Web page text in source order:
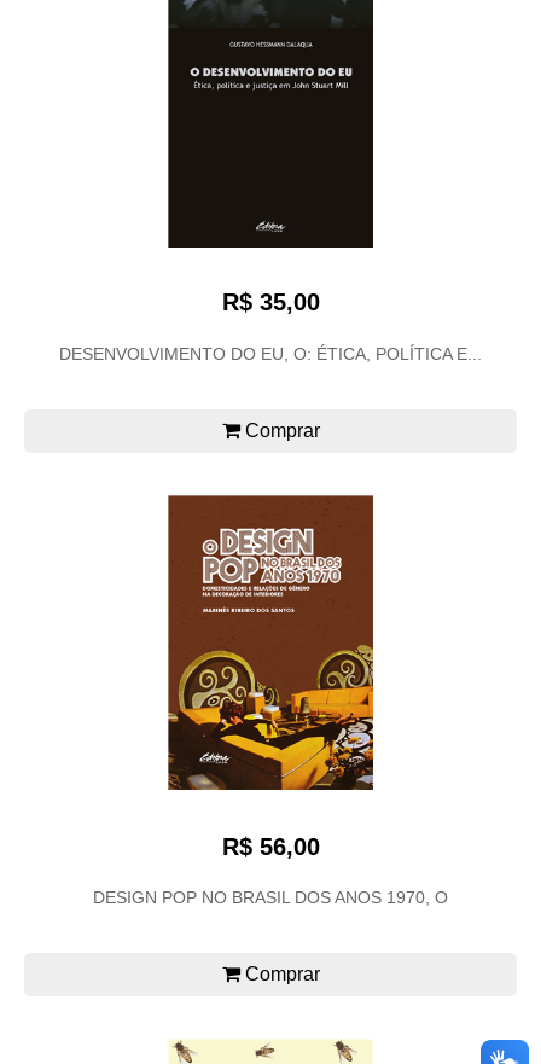
R$ 35,00
DESENVOLVIMENTO DO EU, O: ÉTICA, POLÍTICA E...
Comprar
R$ 56,00
DESIGN POP NO BRASIL DOS ANOS 1970, O
Comprar